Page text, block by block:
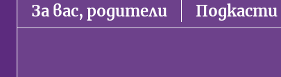
За вас, родители Подкасти